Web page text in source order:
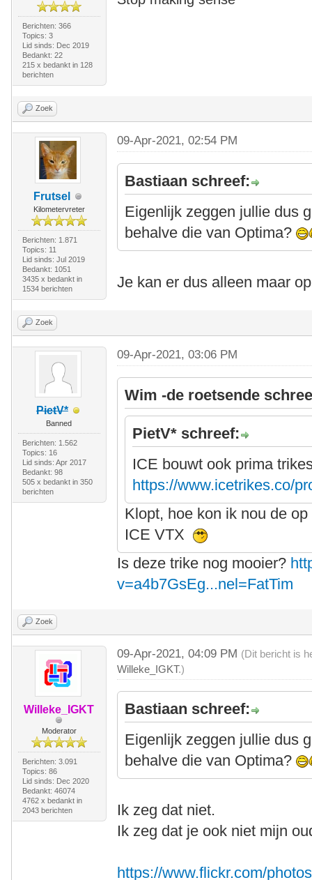
Berichten: 366
Topics: 3
Lid sinds: Dec 2019
Bedankt: 22
215 x bedankt in 128
berichten
Zoek
Frutsel
Kilometervreter
Berichten: 1.871
Topics: 11
Lid sinds: Jul 2019
Bedankt: 1051
3435 x bedankt in
1534 berichten
09-Apr-2021, 02:54 PM
Bastiaan schreef:
Eigenlijk zeggen jullie dus
behalve die van Optima?
Je kan er dus alleen maar
Zoek
PietV*
Banned
Berichten: 1.562
Topics: 16
Lid sinds: Apr 2017
Bedankt: 98
505 x bedankt in 350
berichten
09-Apr-2021, 03:06 PM
Wim -de roetsende
PietV* schreef:
ICE bouwt ook prima
https://www.icetrikes.co/
Klopt, hoe kon ik nou de
ICE VTX
Is deze trike nog mooier?
v=a4b7GsEg...nel=FatTim
Zoek
Willeke_IGKT
Moderator
Berichten: 3.091
Topics: 86
Lid sinds: Dec 2020
Bedankt: 46074
4762 x bedankt in
2043 berichten
09-Apr-2021, 04:09 PM (Dit bericht is
Willeke_IGKT.)
Bastiaan schreef:
Eigenlijk zeggen jullie dus
behalve die van Optima?
Ik zeg dat niet.
Ik zeg dat je ook niet mijn
https://www.flickr.com/